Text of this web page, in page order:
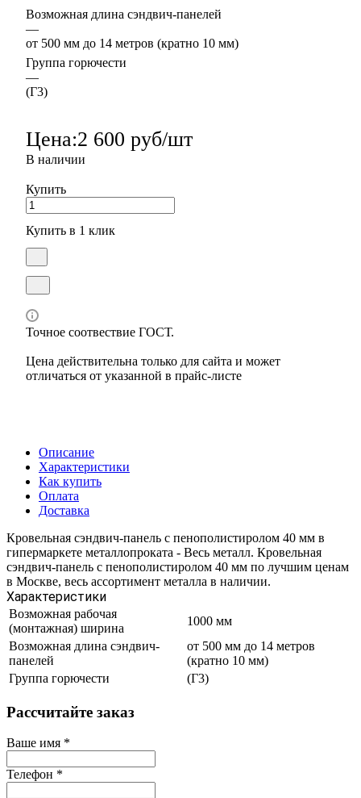
Возможная длина сэндвич-панелей
—
от 500 мм до 14 метров (кратно 10 мм)
Группа горючести
—
(Г3)
Цена:2 600 руб/шт
В наличии
Купить
Купить в 1 клик
Точное соотвествие ГОСТ.
Цена действительна только для сайта и может
отличаться от указанной в прайс-листе
Описание
Характеристики
Как купить
Оплата
Доставка
Кровельная сэндвич-панель с пенополистиролом 40 мм в
гипермаркете металлопроката - Весь металл. Кровельная
сэндвич-панель с пенополистиролом 40 мм по лучшим ценам
в Москве, весь ассортимент металла в наличии.
Характеристики
Возможная рабочая
(монтажная) ширина
1000 мм
Возможная длина сэндвич-
панелей
от 500 мм до 14 метров
(кратно 10 мм)
Группа горючести
(Г3)
Рассчитайте заказ
Ваше имя *
Телефон *